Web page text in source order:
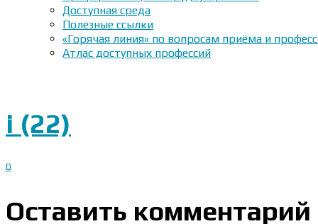
Доступная среда
Полезные ссылки
«Горячая линия» по вопросам приёма и
Атлас доступных профессий
i (22)
0
Оставить комментарий